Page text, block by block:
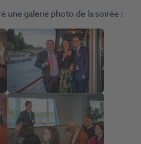
une galerie photo de la soirée :